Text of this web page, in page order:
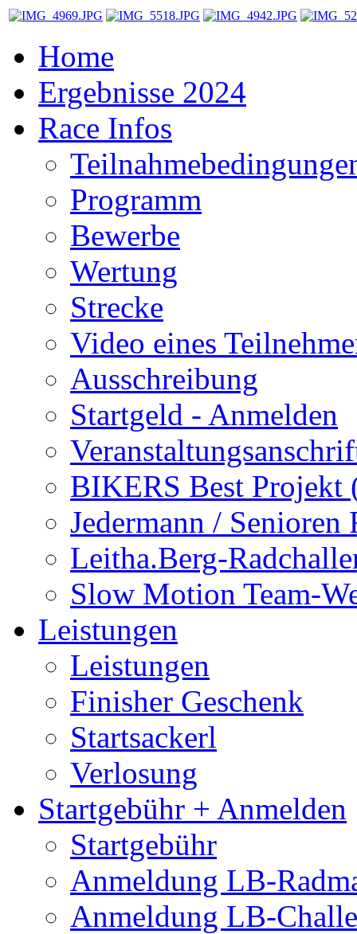
Home
Ergebnisse 2024
Race Infos
Programm
Bewerbe
Wertung
Strecke
Video eines
Ausschreibung
Startgeld - Anmelden
BIKERS Best Projekt
Jedermann / Senioren
Leitha.Berg-
Slow Motion Team-
Leistungen
Leistungen
Finisher Geschenk
Startsackerl
Verlosung
Startgebühr + Anmelden
Startgebühr
Anmeldung LB-
Anmeldung LB-